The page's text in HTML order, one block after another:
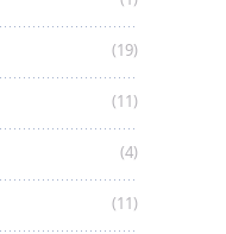
(19)
(11)
(4)
(11)